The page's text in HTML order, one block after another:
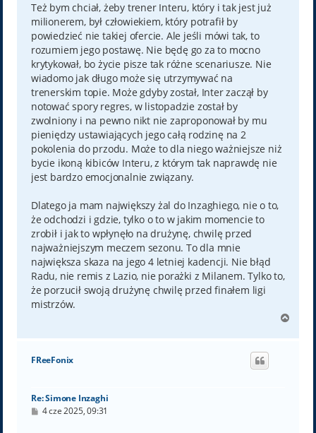
Też bym chciał, żeby trener Interu, który i tak jest już
milionerem, był człowiekiem, który potrafił by
powiedzieć nie takiej ofercie. Ale jeśli mówi tak, to
rozumiem jego postawę. Nie będę go za to mocno
krytykował, bo życie pisze tak różne scenariusze. Nie
wiadomo jak długo może się utrzymywać na
trenerskim topie. Może gdyby został, Inter zaczął by
notować spory regres, w listopadzie został by
zwolniony i na pewno nikt nie zaproponował by mu
pieniędzy ustawiających jego całą rodzinę na 2
pokolenia do przodu. Może to dla niego ważniejsze niż
bycie ikoną kibiców Interu, z którym tak naprawdę nie
jest bardzo emocjonalnie związany.
Dlatego ja mam największy żal do Inzaghiego, nie o to,
że odchodzi i gdzie, tylko o to w jakim momencie to
zrobił i jak to wpłynęło na drużynę, chwilę przed
najważniejszym meczem sezonu. To dla mnie
największa skaza na jego 4 letniej kadencji. Nie błąd
Radu, nie remis z Lazio, nie porażki z Milanem. Tylko to,
że porzucił swoją drużynę chwilę przed finałem ligi
mistrzów.
g
FReeFonix
Re: Simone Inzaghi
P4 cze 2025, 09:31